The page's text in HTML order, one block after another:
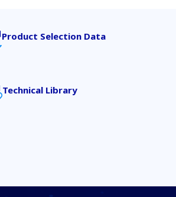
Product Selection Data
Technical Library